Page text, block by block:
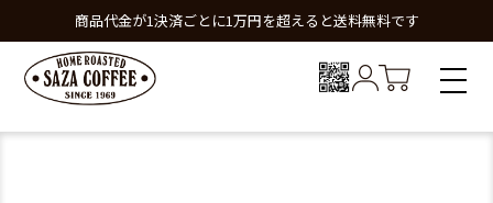
商品代金が1決済ごとに1万円を超えると送料無料です